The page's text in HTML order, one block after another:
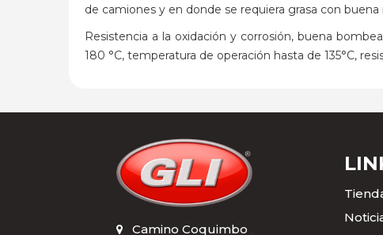
de camiones y en donde se requiera grasa con
Resistencia a la oxidación y corrosión, buena
180 °C, temperatura de operación hasta de 135°C,
Camino Coquimbo